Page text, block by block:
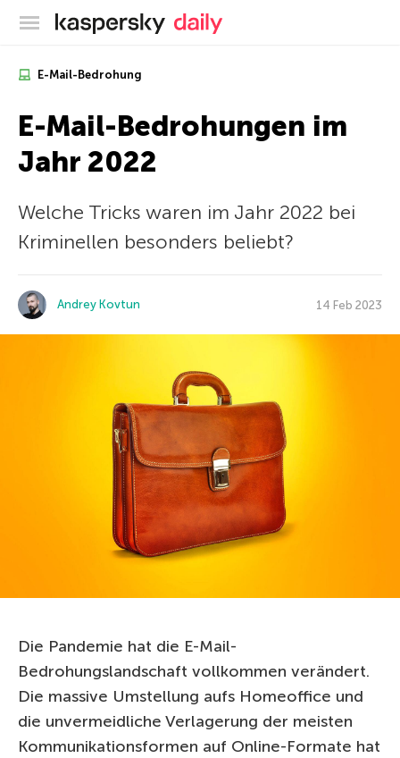
Offizieller Blog von Kaspersky
E-Mail-Bedrohung
E-Mail-Bedrohungen im
Jahr 2022
Welche Tricks waren im Jahr 2022 bei
Kriminellen besonders beliebt?
Andrey Kovtun 14 Feb 2023
Die Pandemie hat die E-Mail-
Bedrohungslandschaft vollkommen verändert.
Die massive Umstellung aufs Homeoffice und
die unvermeidliche Verlagerung der meisten
Kommunikationsformen auf Online-Formate hat